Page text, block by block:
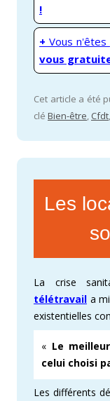
!
+ Vous n'êtes
vous
Cet article a été
clé Bien-être, Cfdt,
Les
La crise
télétravail a
existentielles
« Le
celui choisi
Les différents